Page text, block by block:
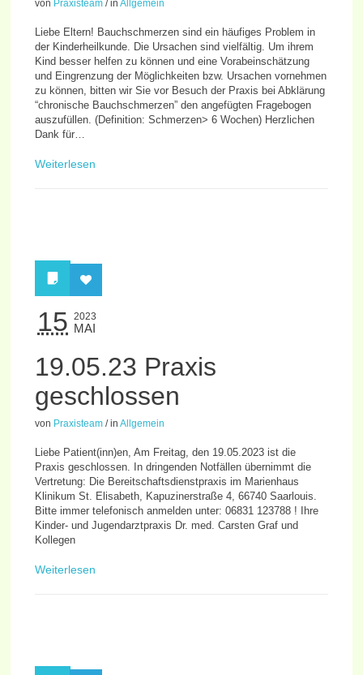
von Praxisteam / inAllgemein
Liebe Eltern! Bauchschmerzen sind ein häufiges Problem in
der Kinderheilkunde. Die Ursachen sind vielfältig. Um ihrem
Kind besser helfen zu können und eine Vorabeinschätzung
und Eingrenzung der Möglichkeiten bzw. Ursachen vornehmen
zu können, bitten wir Sie vor Besuch der Praxis bei Abklärung
“chronische Bauchschmerzen” den angefügten Fragebogen
auszufüllen. (Definition: Schmerzen> 6 Wochen) Herzlichen
Dank für…
Weiterlesen
15 2023
MAI
19.05.23 Praxis
geschlossen
von Praxisteam / inAllgemein
Liebe Patient(inn)en, Am Freitag, den 19.05.2023 ist die
Praxis geschlossen. In dringenden Notfällen übernimmt die
Vertretung: Die Bereitschaftsdienstpraxis im Marienhaus
Klinikum St. Elisabeth, Kapuzinerstraße 4, 66740 Saarlouis.
Bitte immer telefonisch anmelden unter: 06831 123788 ! Ihre
Kinder- und Jugendarztpraxis Dr. med. Carsten Graf und
Kollegen
Weiterlesen